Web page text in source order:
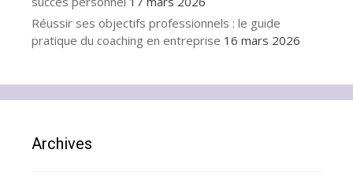
Réussir ses objectifs professionnels : le guide
pratique du coaching en entreprise 16 mars 2026
Archives